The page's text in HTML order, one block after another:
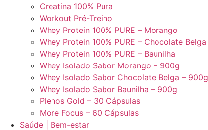
Creatina 100% Pura
Workout Pré-Treino
Whey Protein 100% PURE – Morango
Whey Protein 100% PURE – Chocolate Belga
Whey Protein 100% PURE – Baunilha
Whey Isolado Sabor Morango – 900g
Whey Isolado Sabor Chocolate Belga – 900g
Whey Isolado Sabor Baunilha – 900g
Plenos Gold – 30 Cápsulas
More Focus – 60 Cápsulas
Saúde | Bem-estar